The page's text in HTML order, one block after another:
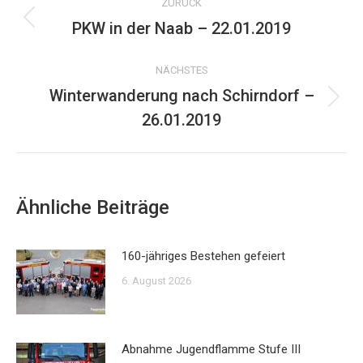
ZURÜCK
Vorheriger
PKW in der Naab – 22.01.2019
NÄCHSTES
Beitrag:
Winterwanderung nach Schirndorf –
26.01.2019
Ähnliche Beiträge
160-jähriges Bestehen gefeiert
6. August 2026
Abnahme Jugendflamme Stufe III